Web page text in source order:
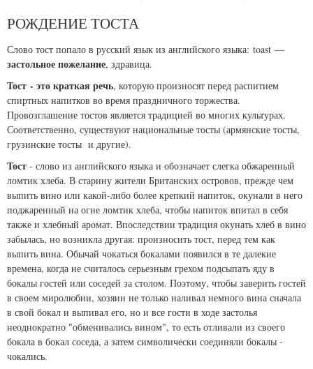
РОЖДЕНИЕ ТОСТА
Слово тост попало в русский язык из английского языка: toast —
застольное пожелание, здравица.
Тост - это краткая речь, которую произносят перед распитием
спиртных напитков во время праздничного торжества.
Провозглашение тостов является традицией во многих культурах.
Соответственно, существуют национальные тосты (армянские тосты,
грузинские тосты и другие).
Тост - слово из английского языка и обозначает слегка обжаренный
ломтик хлеба. В старину жители Британских островов, прежде чем
выпить вино или какой-либо более крепкий напиток, окунали в него
поджаренный на огне ломтик хлеба, чтобы напиток впитал в себя
также и хлебный аромат. Впоследствии традиция окунать хлеб в вино
забылась, но возникла другая: произносить тост, перед тем как
выпить вина. Обычай чокаться бокалами появился в те далекие
времена, когда не считалось серьезным грехом подсыпать яду в
бокалы гостей или соседей за столом. Поэтому, чтобы заверить гостей
в своем миролюбии, хозяин не только наливал немного вина сначала
в свой бокал и выпивал его, но и все гости в ходе застолья
неоднократно "обменивались вином", то есть отливали из своего
бокала в бокал соседа, а затем символически соединяли бокалы -
чокались.